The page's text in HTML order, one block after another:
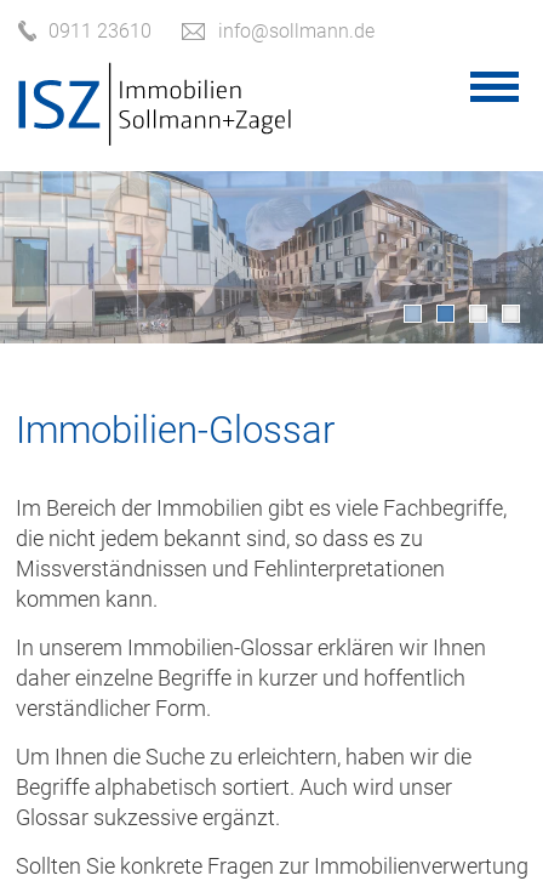
0911 23610 info@sollmann.de
Immobilien-Glossar
Im Bereich der Immobilien gibt es viele Fachbegriffe,
die nicht jedem bekannt sind, so dass es zu
Missverständnissen und Fehlinterpretationen
kommen kann.
In unserem Immobilien-Glossar erklären wir Ihnen
daher einzelne Begriffe in kurzer und hoffentlich
verständlicher Form.
Um Ihnen die Suche zu erleichtern, haben wir die
Begriffe alphabetisch sortiert. Auch wird unser
Glossar sukzessive ergänzt.
Sollten Sie konkrete Fragen zur Immobilienverwertung